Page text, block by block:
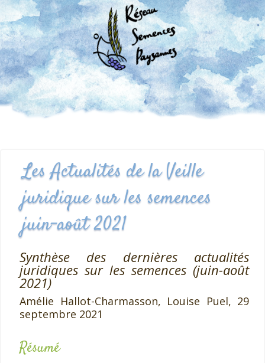
Les Actualités de la Veille
juridique sur les semences
juin-août 2021
Synthèse des dernières actualités
juridiques sur les semences (juin-août
2021)
Amélie Hallot-Charmasson, Louise Puel, 29
septembre 2021
Résumé